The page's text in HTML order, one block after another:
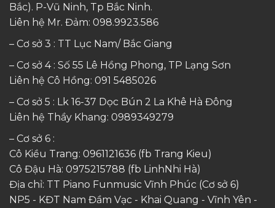
Bắc). P-Vũ Ninh, Tp Bắc Ninh.
Liên hệ Mr. Đảm: 098.9923.586
– Cơ sở 3 : TT Lục Nam/ Bắc Giang
– Cơ sở 4 : Số 55 Lê Hồng Phong, TP Lạng Sơn
Liên hệ Cô Hồng: 091 5485026
– Cơ sở 5 : Lk 16-37 Dọc Bún 2 La Khê Hà Đông
Liên hệ Thầy Khang: 0989349279
– Cơ sở 6 :
Cô Kiều Trang: 0961121636 (fb Trang Kieu)
Cô Đậu Hà: 0975215788 (fb LinhNhi Hà)
Địa chỉ: TT Piano Funmusic Vĩnh Phúc (Cơ sở 6)
NP5 - KĐT Nam Đầm Vạc - Khai Quang - Vĩnh Yên -